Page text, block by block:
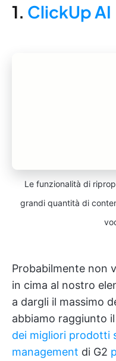
1. ClickUp AI
Le funzionalità di
grandi quantità di
Probabilmente non
in cima al nostro
a dargli il massimo
abbiamo raggiunto
dei migliori prodotti
management di G2